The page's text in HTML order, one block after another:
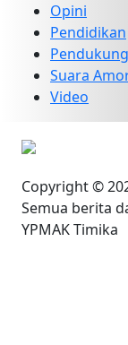
Opini
Pendidikan
Pendukung
Suara
Video
Copyright ©
Semua berita
YPMAK Timika